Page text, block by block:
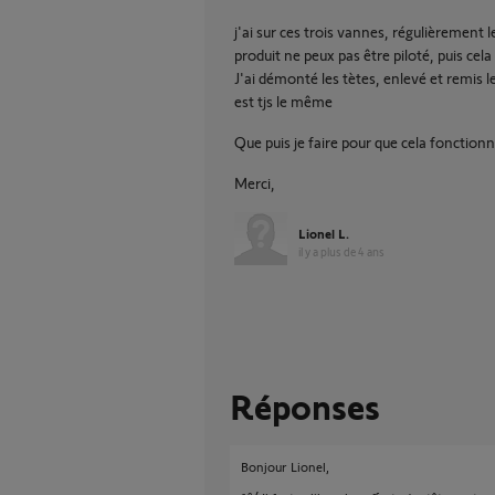
j'ai sur ces trois vannes, régulièrement
produit ne peux pas être piloté, puis
J'ai démonté les tètes, enlevé et remis
est tjs le même
Que puis je faire pour que cela
Merci,
Lionel L.
il y a plus de 4 ans
Réponses
Bonjour Lionel,